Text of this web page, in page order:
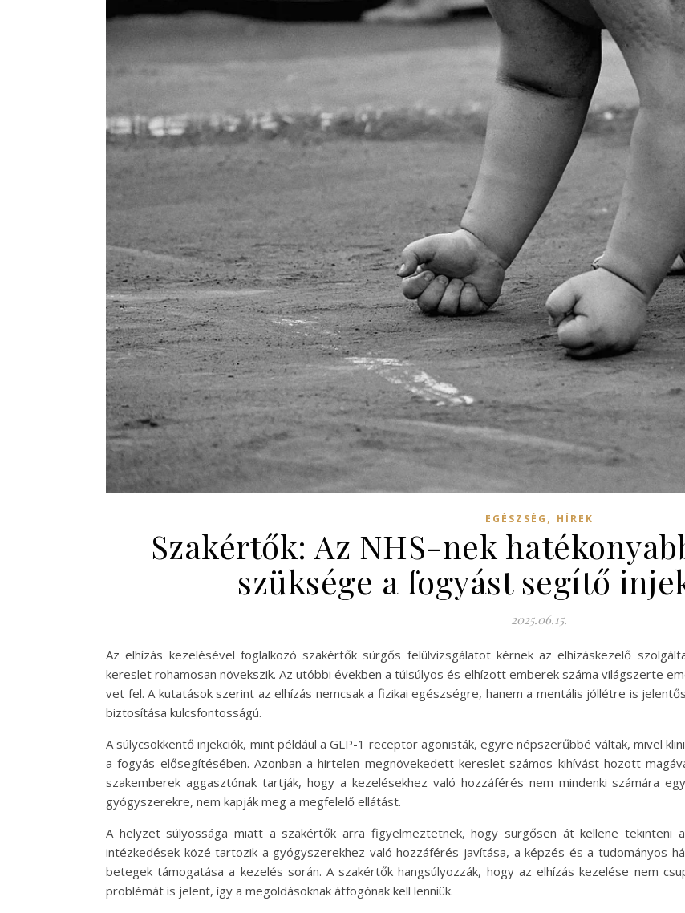
EGÉSZSÉG , HÍREK
Szakértők: Az NHS-nek
szüksége a fogyást segítő
2025.06.15.
Az elhízás kezelésével foglalkozó szakértők sürgős felülvizsgálatot kérnek az elhízáskezelő
kereslet rohamosan növekszik. Az utóbbi években a túlsúlyos és elhízott emberek száma világszerte
vet fel. A kutatások szerint az elhízás nemcsak a fizikai egészségre, hanem a mentális jóllétre is
biztosítása kulcsfontosságú.
A súlycsökkentő injekciók, mint például a GLP-1 receptor agonisták, egyre népszerűbbé váltak, mivel
a fogyás elősegítésében. Azonban a hirtelen megnövekedett kereslet számos kihívást hozott
szakemberek aggasztónak tartják, hogy a kezelésekhez való hozzáférés nem mindenki számára
gyógyszerekre, nem kapják meg a megfelelő ellátást.
A helyzet súlyossága miatt a szakértők arra figyelmeztetnek, hogy sürgősen át kellene tekinteni
intézkedések közé tartozik a gyógyszerekhez való hozzáférés javítása, a képzés és a tudományos
betegek támogatása a kezelés során. A szakértők hangsúlyozzák, hogy az elhízás kezelése nem
problémát is jelent, így a megoldásoknak átfogónak kell lenniük.